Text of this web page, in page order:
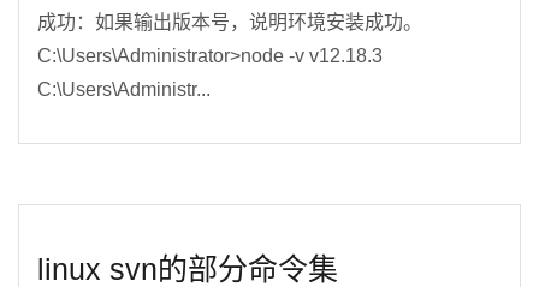
成功：如果输出版本号，说明环境安装成功。
C:\Users\Administrator>node -v v12.18.3
C:\Users\Administr...
linux svn的部分命令集